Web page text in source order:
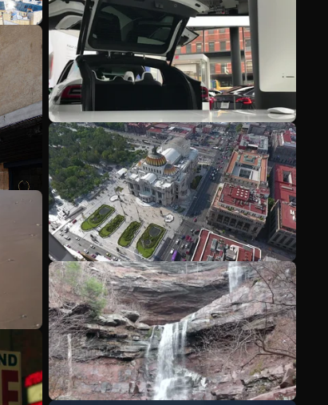
Mehr anzeigen